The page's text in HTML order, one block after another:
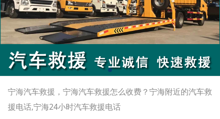
宁海汽车救援，宁海汽车救援怎么收费？宁海附近的汽车救
援电话,宁海24小时汽车救援电话